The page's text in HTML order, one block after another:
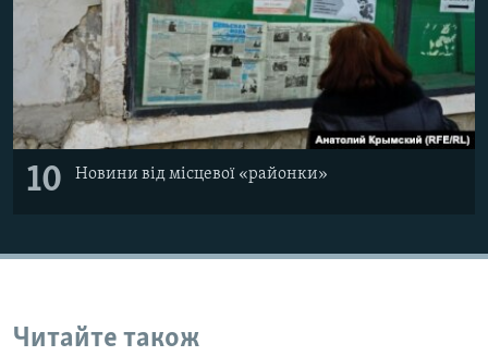
10 Новини від місцевої «районки»
Читайте також